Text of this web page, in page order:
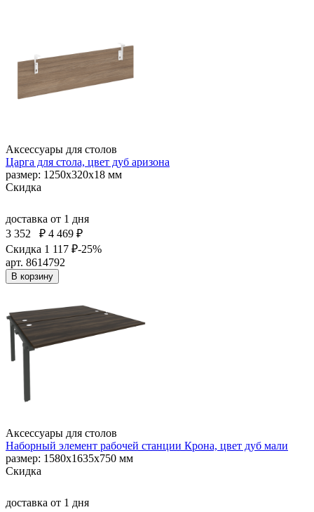
Аксессуары для столов
Царга для стола, цвет дуб аризона
размер: 1250х320х18 мм
Скидка
доставка от 1 дня
3 352
₽ 4 469 ₽
Скидка 1 117 ₽-25%
арт. 8614792
В корзину
Аксессуары для столов
Наборный элемент рабочей станции Крона, цвет дуб мали
размер: 1580х1635х750 мм
Скидка
доставка от 1 дня